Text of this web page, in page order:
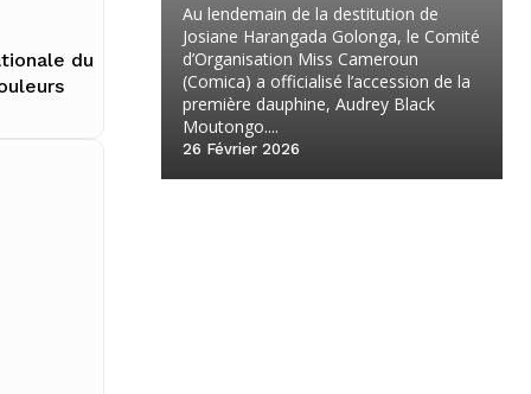
du
Au lendemain de la destitution de
Josiane Harangada Golonga, le Comité
d’Organisation Miss Cameroun
(Comica) a officialisé l’accession de la
première dauphine, Audrey Black
Moutongo....
26 Février 2026